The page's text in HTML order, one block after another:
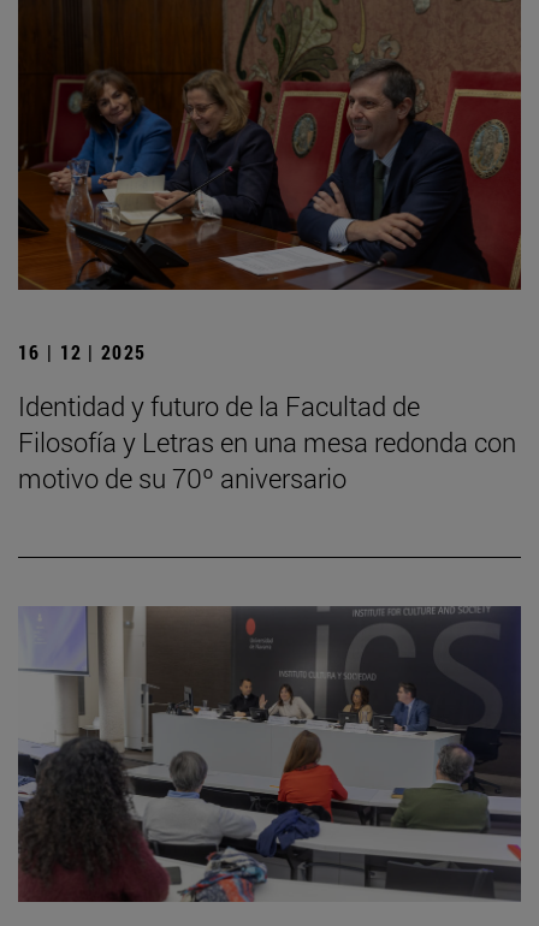
16 | 12 | 2025
Identidad y futuro de la Facultad de
Filosofía y Letras en una mesa redonda con
motivo de su 70º aniversario